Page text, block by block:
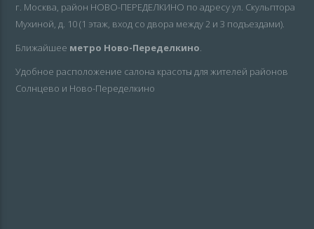
г. Москва, район НОВО-ПЕРЕДЕЛКИНО по адресу ул. Скульптора
Мухиной, д. 10 (1 этаж, вход со двора между 2 и 3 подъездами).
Ближайшее метро Ново-Переделкино.
Удобное расположение салона красоты для жителей районов
Солнцево и Ново-Переделкино